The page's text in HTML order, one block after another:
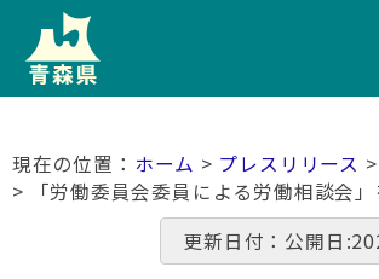
ホーム > プレスリリース >
> 「労働委員会委員による労働相談会
更新日付：公開日